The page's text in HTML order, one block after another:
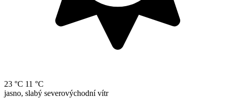
23 °C 11 °C
jasno, slabý severovýchodní vítr